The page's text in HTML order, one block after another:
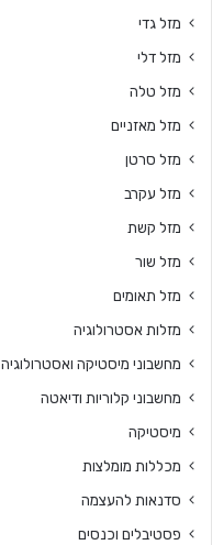
מזל גדי
מזל דלי
מזל טלה
מזל מאזניים
מזל סרטן
מזל עקרב
מזל קשת
מזל שור
מזל תאומים
מזלות אסטרולוגיה
מחשבוני מיסטיקה ואסטרולוגיה
מחשבוני קלוריות ודיאטה
מיסטיקה
מכללות מומלצות
סדנאות להעצמה
פסטיבלים וכנסים